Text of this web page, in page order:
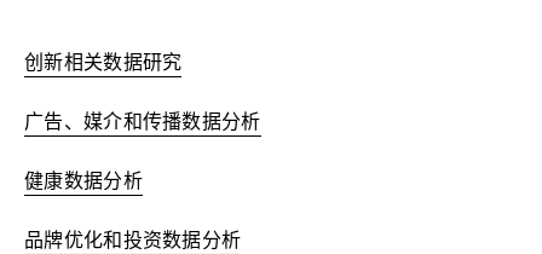
创新相关数据研究
广告、媒介和传播数据分析
健康数据分析
品牌优化和投资数据分析